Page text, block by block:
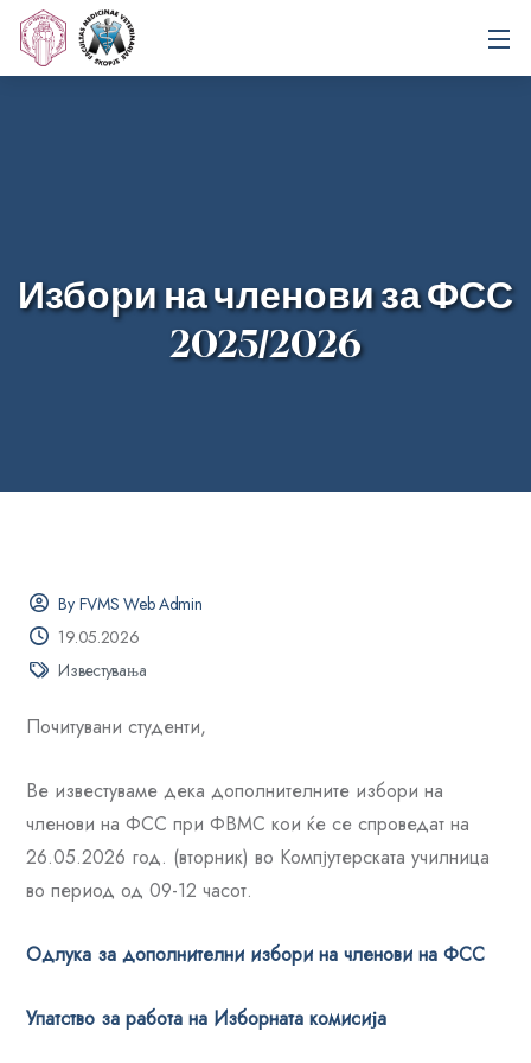
Избори на членови за ФСС
2025/2026
By FVMS Web Admin
19.05.2026
Известувања
Почитувани студенти,
Ве известуваме дека дополнителните избори на
членови на ФСС при ФВМС кои ќе се спроведат на
26.05.2026 год. (вторник) во Компјутерската училница
во период од 09-12 часот.
Одлука за дополнителни избори на членови на ФСС
Упатство за работа на Изборната комисија